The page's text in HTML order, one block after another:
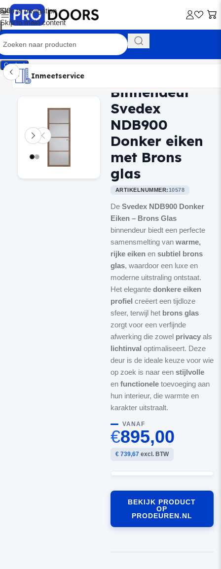
Skip to navigation
Skip to main content
Contact
Inmeetservice
Montageservice
Advies op maat
Showroom
Inmeetservice
Binnendeur
Svedex
NDB900
Donker eiken
met Brons
glas
ARTIKELNUMMER:10578
De Svedex NDB900 Donker
Eiken – Brons Glas
binnendeur biedt een perfecte
samensmelting van warme,
rijke eikenen subtiel brons
glas, waardoor een luxe en
moderne uitstraling ontstaat.
Het elegante donkere eiken
profiel creëert een tijdloze
sfeer, terwijl het brons glas
zorgt voor een verfijnde
afwerking die zowel privacyals
lichtinval optimaliseert. Deze
deur is de ideale keuze voor wie
op zoek is naar een stijlvolle
en functioneletoevoeging aan
hun interieur, die warmte en
karakter uitstraalt.
VANAF
€895,00
€ 739,67excl. BTW
BEKIJK PRODUCT
OP
PRODEUREN.NL